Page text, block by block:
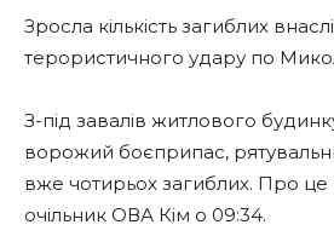
Зросла кількість загиблих
терористичного удару по
З-під завалів житлового
ворожий боєприпас,
вже чотирьох загиблих. Про це
очільник ОВА Кім о 09:34.